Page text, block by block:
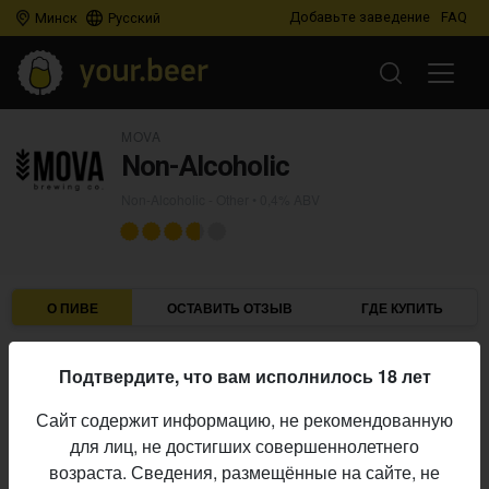
Минск Русский Добавьте заведение FAQ
Non-Alcoholic
О ПИВЕ ОСТАВИТЬ ОТЗЫВ ГДЕ КУПИТЬ
Пивоварня:
Алкоголь:
0,4%
Начало
выпуска:
14.05.2022
Подтвердите, что вам исполнилось 18 лет
Сайт содержит информацию, не рекомендованную
для лиц, не достигших совершеннолетнего
возраста. Сведения, размещённые на сайте, не